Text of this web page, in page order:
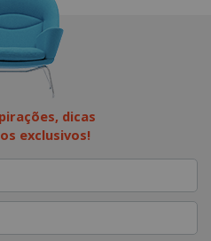
dicas
exclusivos!